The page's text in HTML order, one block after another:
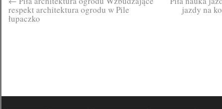
respekt architektura ogrodu w Pile
łupaczko
jazdy na